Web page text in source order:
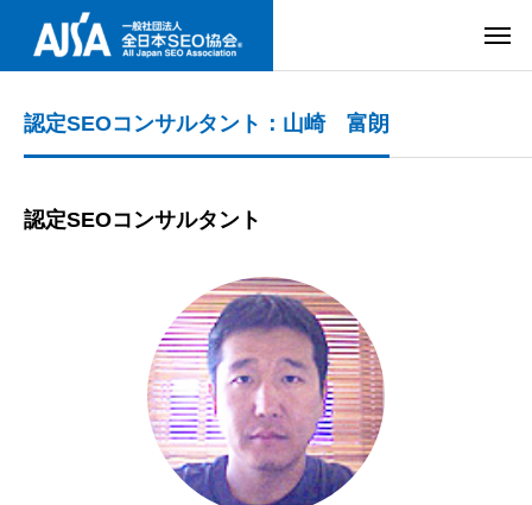
認定SEOコンサルタント：山崎 富朗
認定SEOコンサルタント